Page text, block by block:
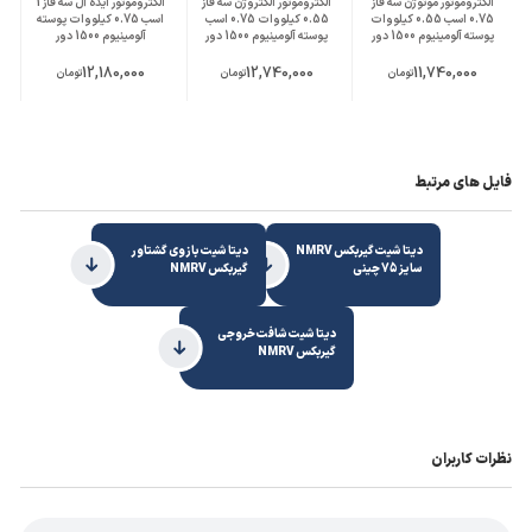
0.75 اسب 0.55 کیلووات
پوسته آلومینیوم 1500 دور
11,740,000تومان
0.55 کیلووات 0.75 اسب
پوسته آلومینیوم 1500 دور
12,740,000تومان
اسب 0.75 کیلووات پوسته
آلومینیوم 1500 دور
12,180,000تومان
فایل های مرتبط
دیتا شیت گیربکس NMRV
سایز 75 چینی
دیتا شیت بازوی گشتاور
گیربکس NMRV
دیتا شیت شافت خروجی
گیربکس NMRV
نظرات کاربران